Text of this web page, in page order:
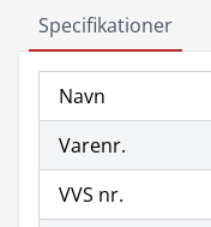
Specifikationer
Navn
Varenr.
VVS nr.